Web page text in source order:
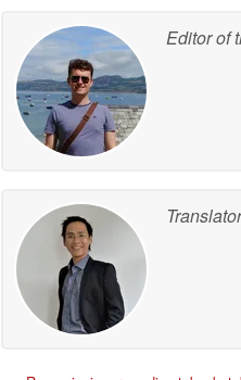
Editor of